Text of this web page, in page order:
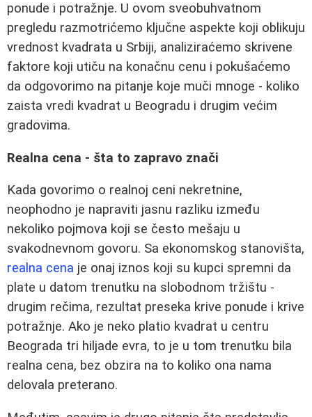
ponude i potražnje. U ovom sveobuhvatnom
pregledu razmotrićemo ključne aspekte koji oblikuju
vrednost kvadrata u Srbiji, analiziraćemo skrivene
faktore koji utiču na konačnu cenu i pokušaćemo
da odgovorimo na pitanje koje muči mnoge - koliko
zaista vredi kvadrat u Beogradu i drugim većim
gradovima.
Realna cena - šta to zapravo znači
Kada govorimo o realnoj ceni nekretnine,
neophodno je napraviti jasnu razliku između
nekoliko pojmova koji se često mešaju u
svakodnevnom govoru. Sa ekonomskog stanovišta,
realna cena je onaj iznos koji su kupci spremni da
plate u datom trenutku na slobodnom tržištu -
drugim rečima, rezultat preseka krive ponude i krive
potražnje. Ako je neko platio kvadrat u centru
Beograda tri hiljade evra, to je u tom trenutku bila
realna cena, bez obzira na to koliko ona nama
delovala preterano.